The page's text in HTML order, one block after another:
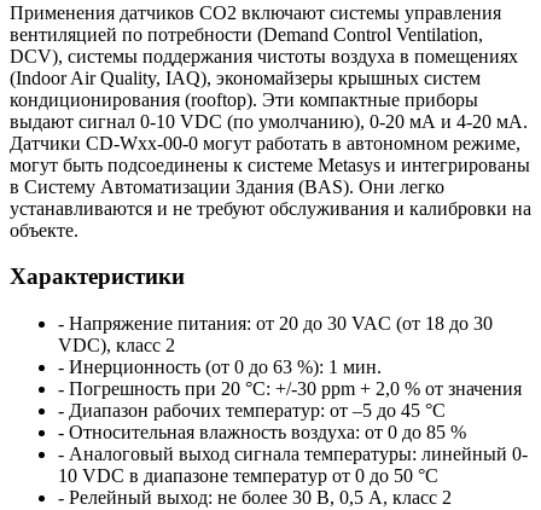
Применения датчиков СО2 включают системы управления
вентиляцией по потребности (Demand Control Ventilation,
DCV), системы поддержания чистоты воздуха в помещениях
(Indoor Air Quality, IAQ), экономайзеры крышных систем
кондиционирования (rooftop). Эти компактные приборы
выдают сигнал 0-10 VDC (по умолчанию), 0-20 мА и 4-20 мА.
Датчики CD-Wхх-00-0 могут работать в автономном режиме,
могут быть подсоединены к системе Metasys и интегрированы
в Систему Автоматизации Здания (BAS). Они легко
устанавливаются и не требуют обслуживания и калибровки на
объекте.
Характеристики
- Напряжение питания: от 20 до 30 VAC (от 18 до 30
VDC), класс 2
- Инерционность (от 0 до 63 %): 1 мин.
- Погрешность при 20 °С: +/-30 ppm + 2,0 % от значения
- Диапазон рабочих температур: от –5 до 45 °С
- Относительная влажность воздуха: от 0 до 85 %
- Аналоговый выход сигнала температуры: линейный 0-
10 VDC в диапазоне температур от 0 до 50 °С
- Релейный выход: не более 30 В, 0,5 А, класс 2